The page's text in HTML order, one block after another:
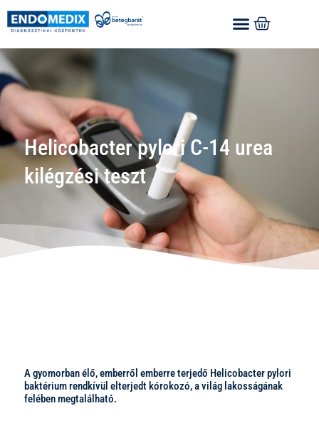
Helicobacter pylori C-14 urea
kilégzési teszt
A gyomorban élő, emberről emberre terjedő Helicobacter pylori
baktérium rendkívül elterjedt kórokozó, a világ lakosságának
felében megtalálható.